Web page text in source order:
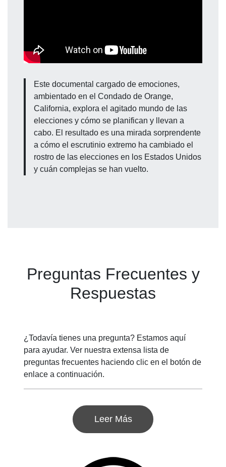
Este documental cargado de emociones,
ambientado en el Condado de Orange,
California, explora el agitado mundo de las
elecciones y cómo se planifican y llevan a
cabo. El resultado es una mirada sorprendente
a cómo el escrutinio extremo ha cambiado el
rostro de las elecciones en los Estados Unidos
y cuán complejas se han vuelto.
Preguntas Frecuentes y
Respuestas
¿Todavía tienes una pregunta? Estamos aquí
para ayudar. Ver nuestra extensa lista de
preguntas frecuentes haciendo clic en el botón de
enlace a continuación.
Leer Más